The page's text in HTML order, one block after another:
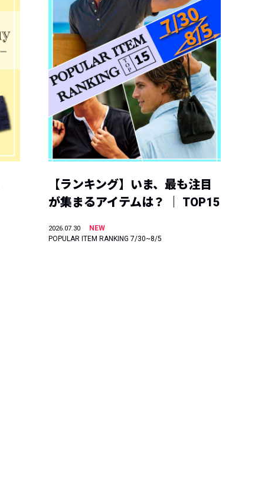
【ランキング】いま、最も注目
が集まるアイテムは？ ｜ TOP15
2026.07.30
NEW
POPULAR ITEM RANKING 7/30~8/5